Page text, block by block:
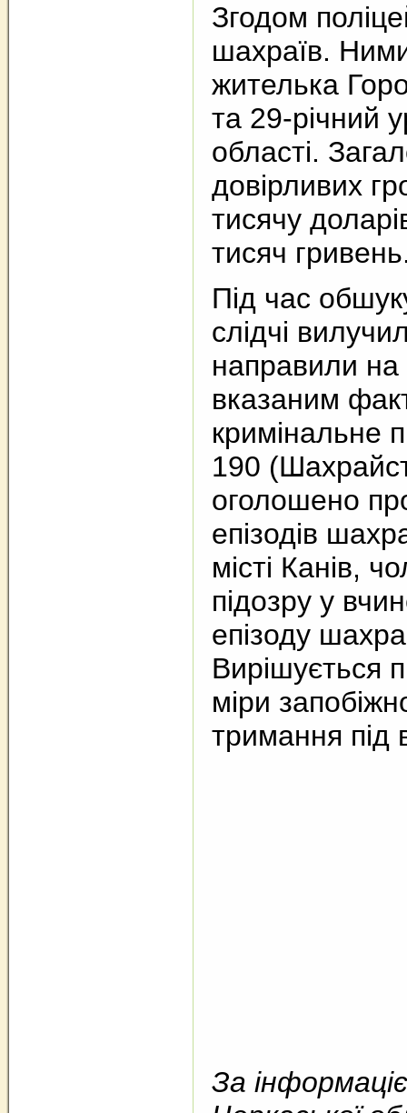
Згодом
шахраїв.
жителька
та 29-річний
області.
довірливих
тисячу
тисяч
Під час
слідчі
направили на
вказаним
кримінальне
190
оголошено
епізодів
місті Канів,
підозру у
епізоду
Вирішується
міри
тримання під
За